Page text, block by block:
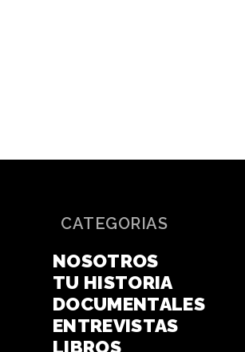
CATEGORIAS
NOSOTROS
TU HISTORIA
DOCUMENTALES
ENTREVISTAS
LIBROS